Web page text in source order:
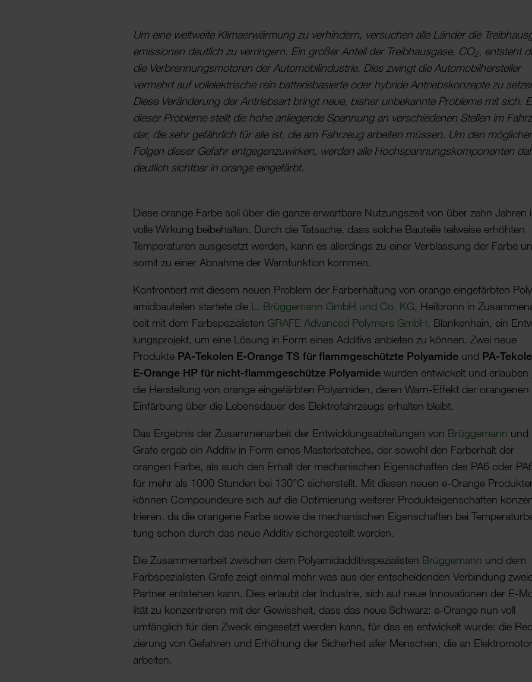
Um eine welt­weite Klima­e­r­wär­mung zu verhin­dern, versu­chen alle Länder die
e­mis­si­onen deut­lich zu verrin­gern. Ein großer Anteil der Treib­h­aus­gase, CO2, entsteht
die Verbren­nungs­mo­toren der Auto­mo­bil­in­dus­trie. Dies zwingt die Auto­mo­bil­her­steller
vermehrt auf voll­elek­tri­sche rein batte­rie­ba­sierte oder hybride Antriebs­kon­zepte zu
Diese Verän­de­rung der Antriebsart bringt neue, bisher unbe­kannte Probleme mit sich.
dieser Probleme stellt die hohe anlie­gende Span­nung an verschie­denen Stellen im
dar, die sehr gefähr­lich für alle ist, die am Fahr­zeug arbeiten müssen. Um den
Folgen dieser Gefahr entge­gen­zu­wirken, werden alle Hoch­span­nungs­kom­po­nenten
deut­lich sichtbar in orange einge­färbt.
Diese orange Farbe soll über die ganze erwart­bare Nutzungs­zeit von über zehn Jahren
volle Wirkung beibe­halten. Durch die Tatsache, dass solche Bauteile teil­weise erhöhten
Tempe­ra­turen ausge­setzt werden, kann es aller­dings zu einer Verblas­sung der Farbe
somit zu einer Abnahme der Warn­funk­tion kommen.
Konfron­tiert mit diesem neuen Problem der Farber­hal­tung von orange einge­färbten
amid­bau­teilen star­tete die L. Brüg­ge­mann GmbH und Co. KG, Heil­bronn in
beit mit dem Farb­spe­zi­a­listen GRAFE Advanced Poly­mers GmbH, Blan­ken­hain, ein
lungs­pro­jekt, um eine Lösung in Form eines Addi­tivs anbieten zu können. Zwei neue
Produkte PA-Tekolen E-Orange TS für flamm­ge­schützte Poly­amide und PA-
E-Orange HP für nicht-flamm­ge­schütze Poly­amide wurden entwi­ckelt und erlauben
die Herstel­lung von orange einge­färbten Poly­amiden, deren Warn-Effekt der oran­genen
Einfär­bung über die Lebens­dauer des Elek­tro­fahr­zeugs erhalten bleibt.
Das Ergebnis der Zusam­me­n­a­r­beit der Entwick­lungs­ab­tei­lungen von Brüg­ge­mann und
Grafe ergab ein Additiv in Form eines Master­bat­ches, der sowohl den Farber­halt der
orangen Farbe, als auch den Erhalt der mecha­ni­schen Eigen­schaften des PA6 oder
für mehr als 1000 Stunden bei 130°C sicher­stellt. Mit diesen neuen e-Orange
können Compoun­deure sich auf die Opti­mie­rung weiterer Produk­t­ei­gen­schaften
trieren, da die oran­gene Farbe sowie die mecha­ni­schen Eigen­schaften bei
tung schon durch das neue Additiv sicher­ge­stellt werden.
Die Zusam­me­n­a­r­beit zwischen dem Poly­ami­d­ad­di­tivs­pe­zi­a­listen Brüg­ge­mann und dem
Farb­spe­zi­a­listen Grafe zeigt einmal mehr was aus der entschei­denden Verbin­dung
Partner entstehen kann. Dies erlaubt der Indus­trie, sich auf neue Inno­va­ti­onen der E-
lität zu konzen­trieren mit der Gewiss­heit, dass das neue Schwarz: e-Orange nun voll
umfäng­lich für den Zweck einge­setzt werden kann, für das es entwi­ckelt wurde: die
zie­rung von Gefahren und Erhö­hung der Sicher­heit aller Menschen, die an
arbeiten.